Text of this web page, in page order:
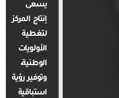
يسعى
إنتاج المركز
لتغطية
الأولويات
الوطنية،
وتوفير رؤية
استباقية